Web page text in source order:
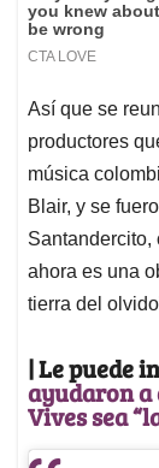
Así que se
productores
música
Blair, y se
Santandercito,
ahora es una
tierra del
| Le puede
ayudaron a
Vives sea